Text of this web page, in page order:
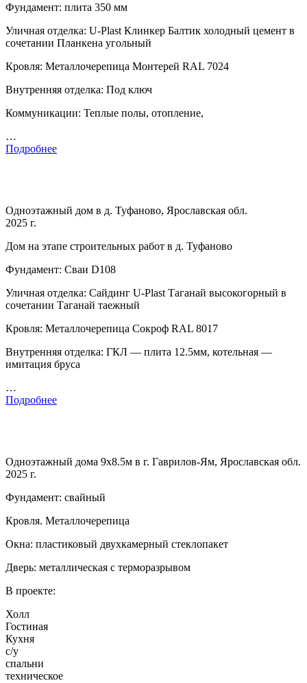
Фундамент: плита 350 мм
Уличная отделка: U-Plast Клинкер Балтик холодный цемент в
сочетании Планкена угольный
Кровля: Металлочерепица Монтерей RAL 7024
Внутренняя отделка: Под ключ
Коммуникации: Теплые полы, отопление,
…
Подробнее
Одноэтажный дом в д. Туфаново, Ярославская обл.
2025 г.
Дом на этапе строительных работ в д. Туфаново
Фундамент: Сваи D108
Уличная отделка: Сайдинг U-Plast Таганай высокогорный в
сочетании Таганай таежный
Кровля: Металлочерепица Сокроф RAL 8017
Внутренняя отделка: ГКЛ — плита 12.5мм, котельная —
имитация бруса
…
Подробнее
Одноэтажный дома 9х8.5м в г. Гаврилов-Ям, Ярославская обл.
2025 г.
Фундамент: свайный
Кровля. Металлочерепица
Окна: пластиковый двухкамерный стеклопакет
Дверь: металлическая с терморазрывом
В проекте:
Холл
Гостиная
Кухня
с/у
спальни
техническое